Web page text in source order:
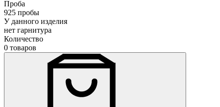
Проба
925 пробы
У данного изделия
нет гарнитура
Количество
0 товаров